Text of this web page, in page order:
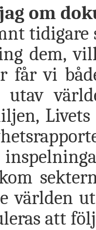
om
tidigare
dem,
får vi
världen
att